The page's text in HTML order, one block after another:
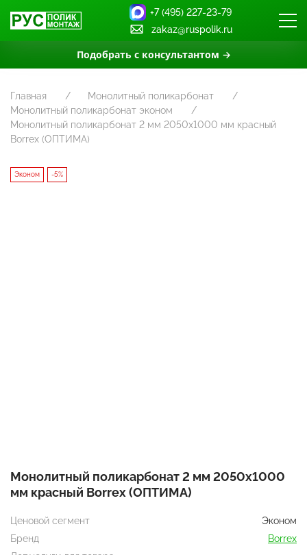
Подобрать с консультантом →
+7 (495) 227-23-79
zakaz@ruspolik.ru
Главная
Монолитный поликарбонат
Монолитный поликарбонат эконом
Монолитный поликарбонат 2 мм 2050х1000 мм красный
Borrex (ОПТИМА)
Эконом -5%
Монолитный поликарбонат 2 мм 2050х1000
мм красный Borrex (ОПТИМА)
Ценовой сегмент
Эконом
Бренд
Borrex